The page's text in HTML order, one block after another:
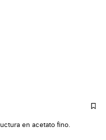
en acetato fino.